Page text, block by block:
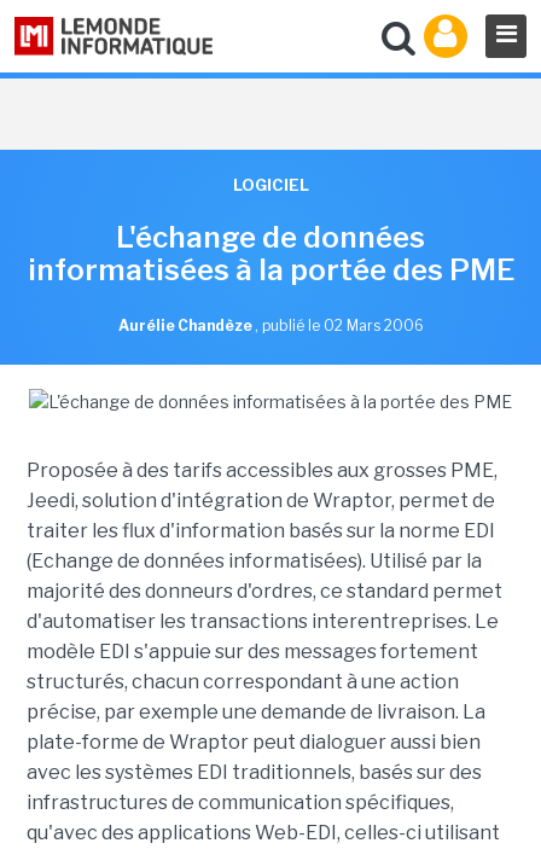
LOGICIEL
L'échange de données
informatisées à la portée des PME
Aurélie Chandèze , publié le 02 Mars 2006
Proposée à des tarifs accessibles aux grosses PME,
Jeedi, solution d'intégration de Wraptor, permet de
traiter les flux d'information basés sur la norme EDI
(Echange de données informatisées). Utilisé par la
majorité des donneurs d'ordres, ce standard permet
d'automatiser les transactions interentreprises. Le
modèle EDI s'appuie sur des messages fortement
structurés, chacun correspondant à une action
précise, par exemple une demande de livraison. La
plate-forme de Wraptor peut dialoguer aussi bien
avec les systèmes EDI traditionnels, basés sur des
infrastructures de communication spécifiques,
qu'avec des applications Web-EDI, celles-ci utilisant